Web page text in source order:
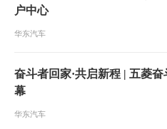
户中心
华东汽车
奋斗者回家·共启新程 | 五菱
幕
华东汽车